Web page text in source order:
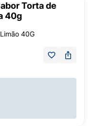
Torta de
40g
40G